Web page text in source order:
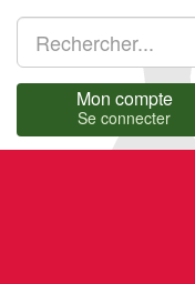
Mon compte
Se connecter